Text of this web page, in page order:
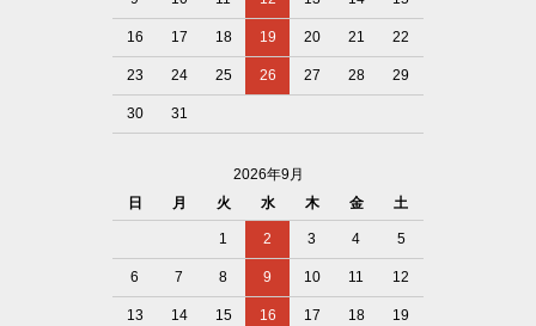
16 17 18 19 20 21 22
23 24 25 26 27 28 29
30 31
2026年9月
日
月 火 水 木 金 土
1 2 3 4 5
6 7 8 9 10 11 12
13 14 15 16 17 18 19